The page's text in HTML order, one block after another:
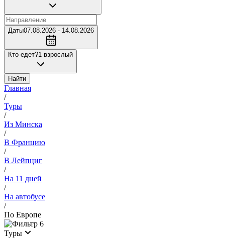
Даты07.08.2026 - 14.08.2026
Кто едет?1 взрослый
Найти
Главная
/
Туры
/
Из Минска
/
В Францию
/
В Лейпциг
/
На 11 дней
/
На автобусе
/
По Европе
6
Туры